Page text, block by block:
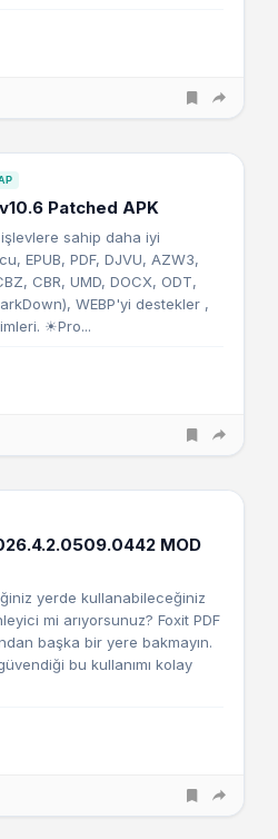
Patched APK
sahip daha iyi
EPUB, PDF, DJVU, AZW3,
CBR, UMD, DOCX, ODT,
WEBP'yi destekler ,
☀Pro...
MOD
yerde kullanabileceğiniz
mi arıyorsunuz? Foxit PDF
başka bir yere bakmayın.
bu kullanımı kolay